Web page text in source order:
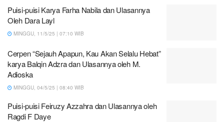
Puisi-puisi Karya Farha Nabila dan Ulasannya
Oleh Dara Layl
MINGGU, 11/5/25 | 07:10 WIB
Cerpen “Sejauh Apapun, Kau Akan Selalu Hebat”
karya Balqin Adzra dan Ulasannya oleh M.
Adioska
MINGGU, 04/5/25 | 08:40 WIB
Puisi-puisi Feiruzy Azzahra dan Ulasannya oleh
Ragdi F Daye